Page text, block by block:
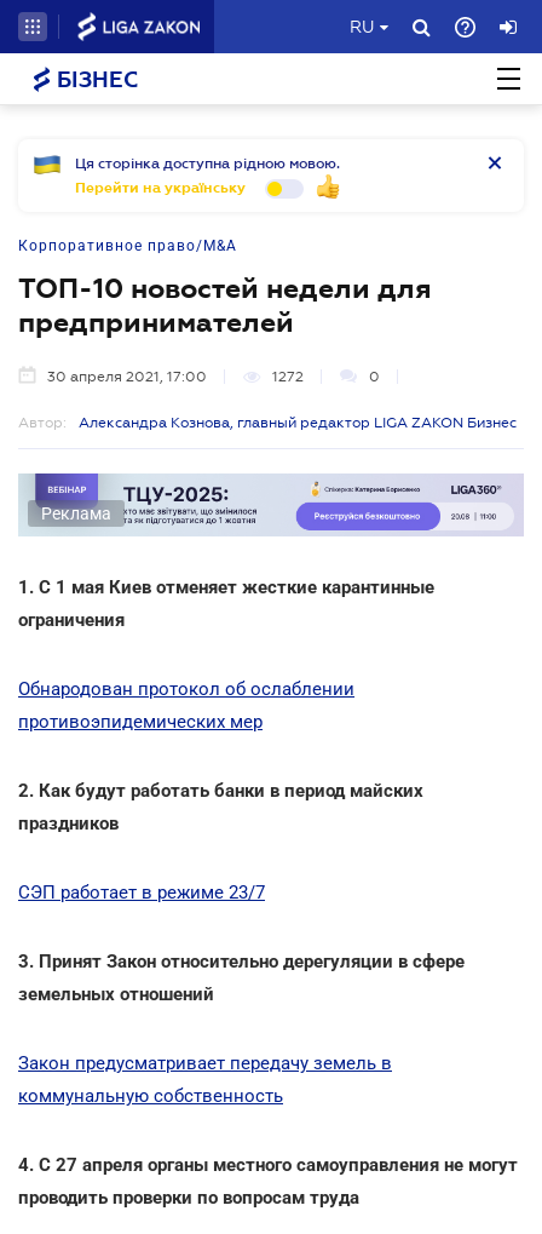
RU
БІЗНЕС
Ця сторінка доступна рідною мовою.
Перейти на українську
Корпоративное право/M&A
ТОП-10 новостей недели для
предпринимателей
30 апреля 2021, 17:00 1272 0
Автор: Александра Кознова, главный редактор LIGA ZAKON Бизнес
Реклама
1. C 1 мая Киев отменяет жесткие карантинные
ограничения
Обнародован протокол об ослаблении
противоэпидемических мер
2. Как будут работать банки в период майских
праздников
СЭП работает в режиме 23/7
3. Принят Закон относительно дерегуляции в сфере
земельных отношений
Закон предусматривает передачу земель в
коммунальную собственность
4. С 27 апреля органы местного самоуправления не могут
проводить проверки по вопросам труда